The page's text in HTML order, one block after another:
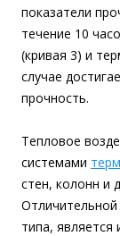
показатели
течение 10
(кривая 3) и
случае
прочность.
Тепловое
системами
стен, колонн и
типа,